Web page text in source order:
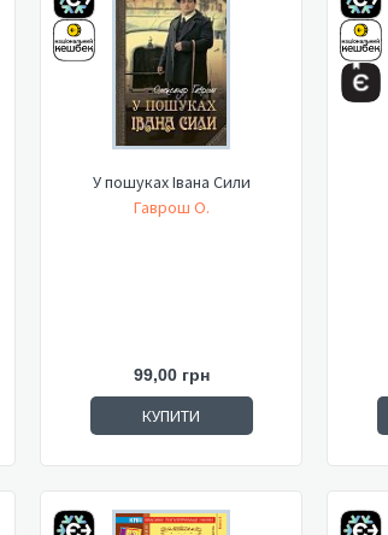
У пошуках Івана Сили
Гаврош О.
99,00 грн
КУПИТИ